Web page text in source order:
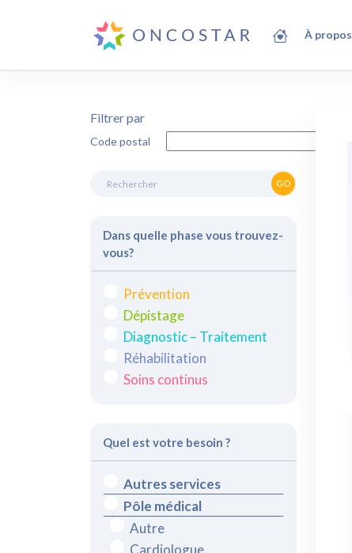
À propos
Filtrer par
Code postal
GO
Dans quelle phase vous trouvez-
vous?
Prévention
Dépistage
Diagnostic – Traitement
Réhabilitation
Soins continus
Quel est votre besoin ?
Autres services
Pôle médical
Autre
Cardiologue